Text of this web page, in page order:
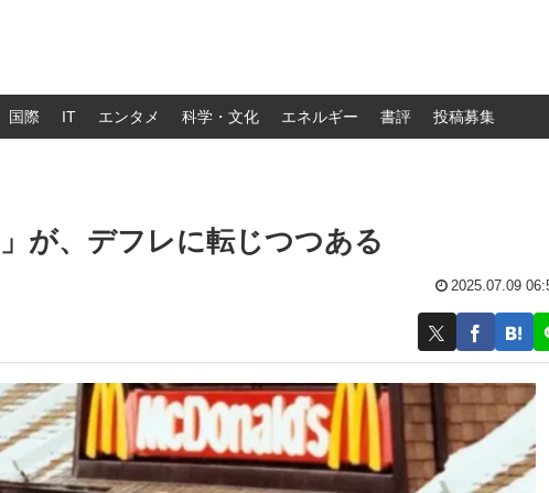
国際 IT エンタメ 科学・文化 エネルギー 書評 投稿募集
が、デフレに転じつつある
2025.07.09